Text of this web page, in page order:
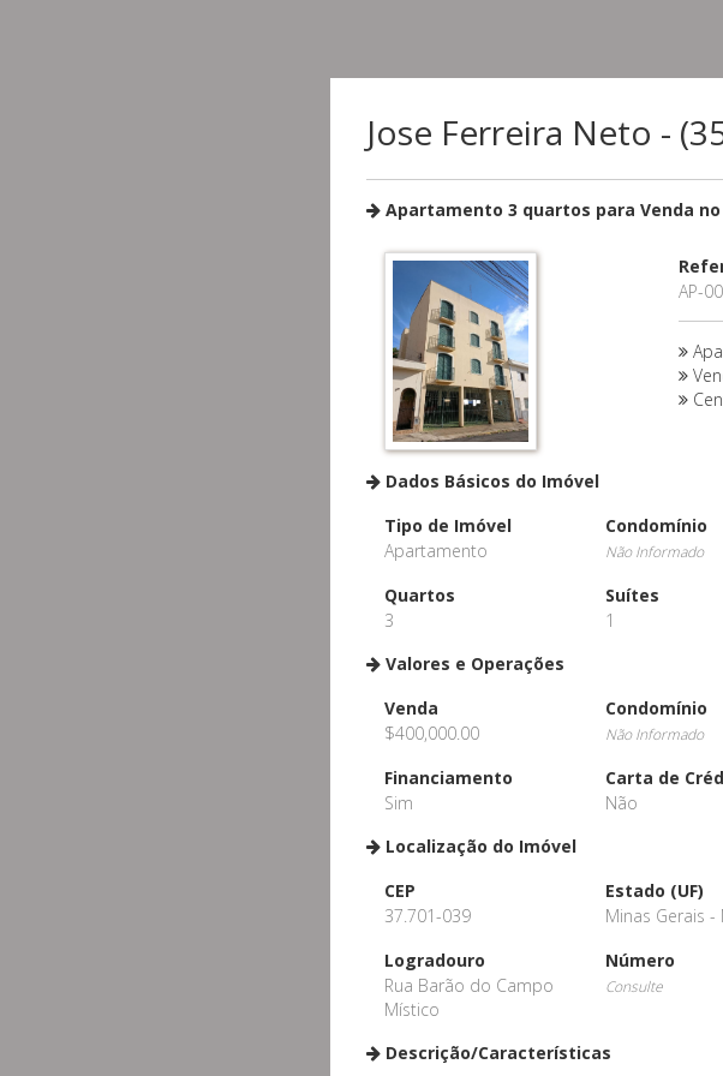
Jose Ferreira Neto -
Apartamento 3 quartos para Venda
AP-
Dados Básicos do Imóvel
Tipo de Imóvel
Apartamento
Condomínio
Não Informado
Quartos
3
Suítes
1
Valores e Operações
Venda
$400,000.00
Condomínio
Não Informado
Financiamento
Sim
Carta de
Não
Localização do Imóvel
CEP
37.701-039
Estado (UF)
Minas Gerais -
Logradouro
Rua Barão do Campo
Místico
Número
Consulte
Descrição/Características